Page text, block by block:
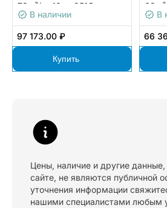
78м³/ч -10…+95°С
В наличии
97 173.00 ₽
Купить
В
66
Цены, наличие и другие данные,
сайте, не являются публичной
уточнения информации
нашими специалистами любым